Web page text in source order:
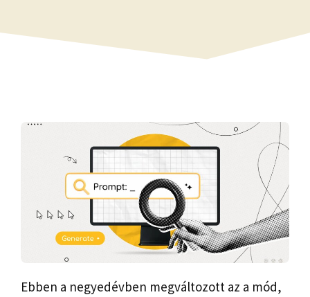
Ebben a negyedévben megváltozott az a mód,